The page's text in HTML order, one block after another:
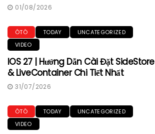
01/08/2026
ÔTÔ TODAY
UNCATEGORIZED
VIDEO
IOS 27 | Hướng Dẫn Cài Đặt SideStore
& LiveContainer Chi Tiết Nhất
31/07/2026
ÔTÔ TODAY
UNCATEGORIZED
VIDEO